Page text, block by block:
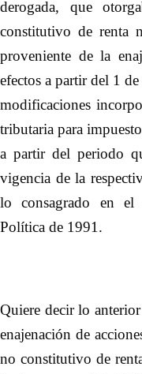
derogada, que
constitutivo de renta
proveniente de la
efectos a partir del 1
modificaciones
tributaria para
a partir del periodo
vigencia de la
lo consagrado en
Política de 1991.
Quiere decir lo
enajenación de
no constitutivo de